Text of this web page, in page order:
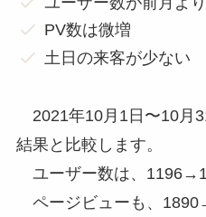
PV数は微増
土日の来客が少ない
2021年10月1日〜10月
結果と比較します。
ユーザー数は、
ページビューも、